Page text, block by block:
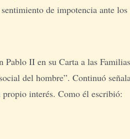
de impotencia ante
Pablo II en su Carta a las
del hombre”. Continuó
interés. Como él escribió: